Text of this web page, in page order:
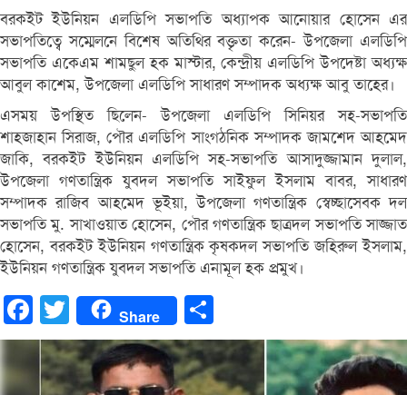
বরকইট ইউনিয়ন এলডিপি সভাপতি অধ্যাপক আনোয়ার হোসেন এর
সভাপতিত্বে সম্মেলনে বিশেষ অতিথির বক্তৃতা করেন- উপজেলা এলডিপি
সভাপতি একেএম শামছুল হক মাস্টার, কেন্দ্রীয় এলডিপি উপদেষ্টা অধ্যক্ষ
আবুল কাশেম, উপজেলা এলডিপি সাধারণ সম্পাদক অধ্যক্ষ আবু তাহের।
এসময় উপস্থিত ছিলেন- উপজেলা এলডিপি সিনিয়র সহ-সভাপতি
শাহজাহান সিরাজ, পৌর এলডিপি সাংগঠনিক সম্পাদক জামশেদ আহমেদ
জাকি, বরকইট ইউনিয়ন এলডিপি সহ-সভাপতি আসাদুজ্জামান দুলাল,
উপজেলা গণতান্ত্রিক যুবদল সভাপতি সাইফুল ইসলাম বাবর, সাধারণ
সম্পাদক রাজিব আহমেদ ভূইয়া, উপজেলা গণতান্ত্রিক স্বেচ্ছাসেবক দল
সভাপতি মু. সাখাওয়াত হোসেন, পৌর গণতান্ত্রিক ছাত্রদল সভাপতি সাজ্জাত
হোসেন, বরকইট ইউনিয়ন গণতান্ত্রিক কৃষকদল সভাপতি জহিরুল ইসলাম,
ইউনিয়ন গণতান্ত্রিক যুবদল সভাপতি এনামূল হক প্রমুখ।
FacebookTwitter Share